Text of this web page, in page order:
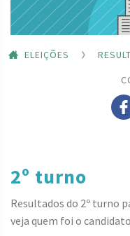
ELEIÇÕES
2º turno
Resultados do 2º turno
veja quem foi o